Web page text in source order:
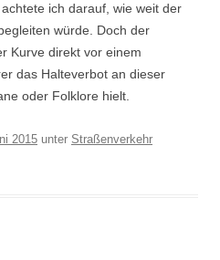
ich darauf, wie weit der
würde. Doch der
Kurve direkt vor einem
das Halteverbot an dieser
oder Folklore hielt.
2015 unter Straßenverkehr